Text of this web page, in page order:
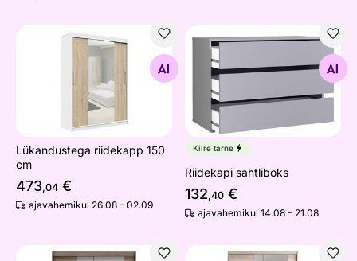
Lükandustega riidekapp 150 cm
Lükandustega riidekapp 150
cm
473,04 €
ajavahemikul 26.08 - 02.09
Riidekapi sahtliboks
Otsi sarnaseid
Kiire tarne
Riidekapi sahtliboks
132,40 €
ajavahemikul 14.08 - 21.08